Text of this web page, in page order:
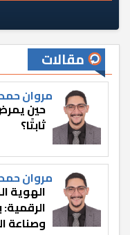
مقالات
مروان
حين
ثابتًا؟
مروان
الهوية
وصناعة